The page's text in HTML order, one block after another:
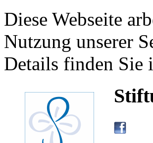
Diese Webseite
Nutzung unserer
Details finden Sie